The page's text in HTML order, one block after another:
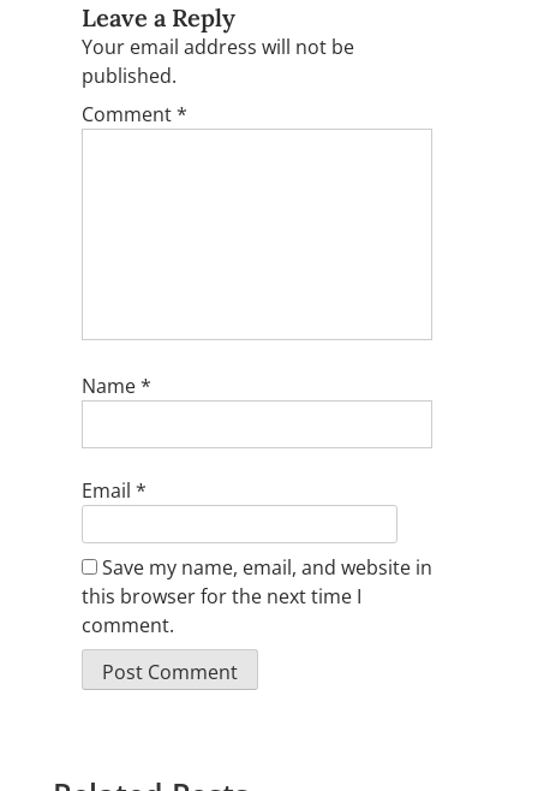
Leave a Reply
Your email address will not be
published.
Comment*
Name*
Email *
Save my name, email, and website in
this browser for the next time I
comment.